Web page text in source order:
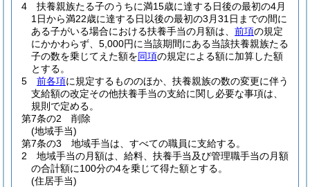
4
扶養親族たる子のうちに満15歳に達する日後の最初の4月
1日から満22歳に達する日以後の最初の3月31日までの間に
ある子がいる場合における扶養手当の月額は、 前項の規定
にかかわらず、5,000円に当該期間にある当該扶養親族たる
子の数を乗じてえた額を同項の規定による額に加算した額
とする。
5
前各項に規定するもののほか、扶養親族の数の変更に伴う
支給額の改定その他扶養手当の支給に関し必要な事項は、
規則で定める。
第7条の2
削除
(地域手当)
第7条の3
地域手当は、すべての職員に支給する。
2
地域手当の月額は、給料、扶養手当及び管理職手当の月額
の合計額に100分の4を乗じて得た額とする。
(住居手当)